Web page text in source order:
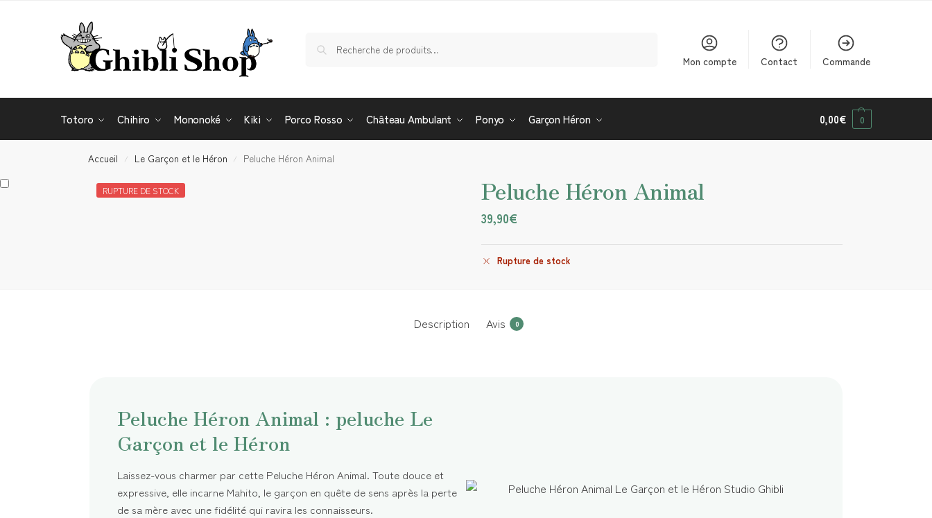
Mon compte Contact Commande
Totoro Chihiro Mononoké Kiki Porco Rosso Château Ambulant Ponyo Garçon Héron 0,00€ 0
Accueil / Le Garçon et le Héron / Peluche Héron Animal
RUPTURE DE STOCK Peluche Héron Animal
39,90€
Rupture de stock
Description Avis 0
Peluche Héron Animal : peluche Le
Garçon et le Héron
Laissez-vous charmer par cette Peluche Héron Animal. Toute douce et
expressive, elle incarne Mahito, le garçon en quête de sens après la perte
de sa mère avec une fidélité qui ravira les connaisseurs.